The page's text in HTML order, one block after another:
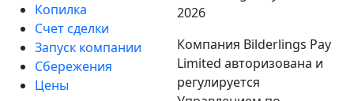
Копилка
Счет сделки
Запуск компании
Сбережения
Цены
2026
Компания Bilderlings Pay
Limited авторизована и
регулируется